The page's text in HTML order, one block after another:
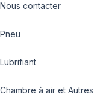
Nous contacter
Pneu
Lubrifiant
Chambre à air et Autres